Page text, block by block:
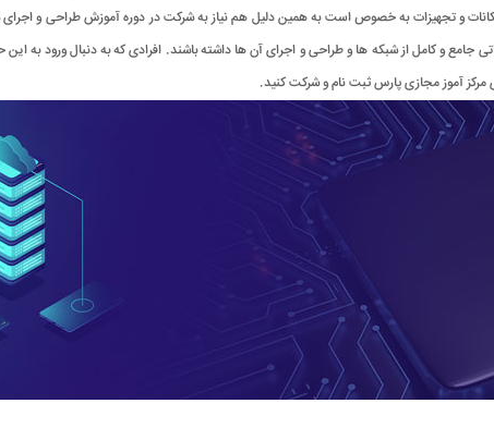
و تجهیزات به خصوص است به همین دلیل هم نیاز به شرکت در دوره آموزش طراحی و
و کامل از شبکه ها و طراحی و اجرای آن ها داشته باشند. افرادی که به دنبال ورود به
آموز مجازی پارس ثبت نام و شرکت کنید.